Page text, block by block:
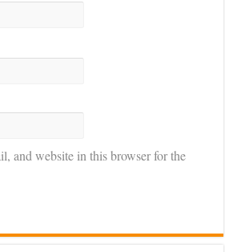
and website in this browser for the